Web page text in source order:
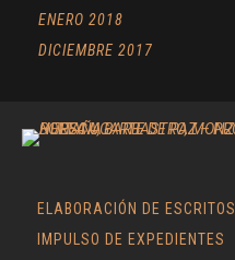
ENERO 2018
DICIEMBRE 2017
ELABORACIÓN DE ESCRITOS
IMPULSO DE EXPEDIENTES